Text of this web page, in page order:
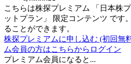
こちらは株探プレミアム 「 日本株
ットプラン 」 限定コンテンツ です
ることができます。
株探プレミアムに申し込む (初回無
ム会員の方はこちらからログイン
プレミアム会員になると...